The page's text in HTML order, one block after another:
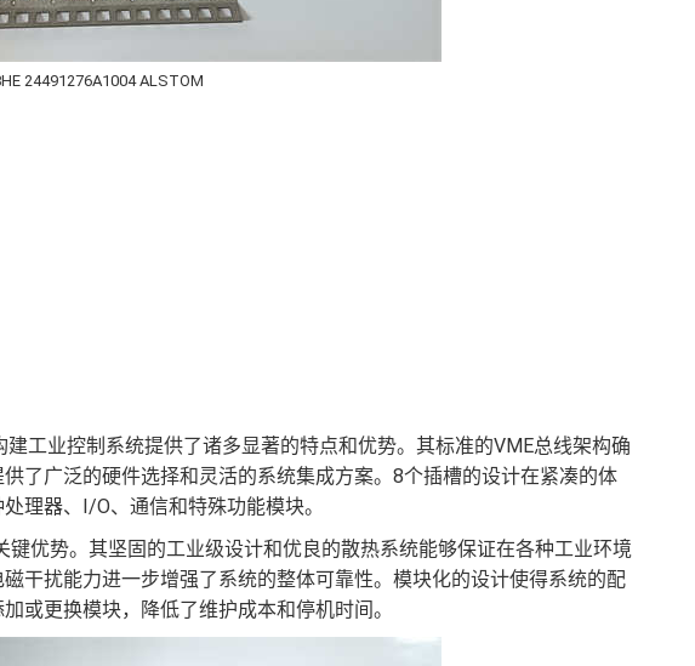
24491276A1004 ALSTOM
工业控制系统提供了诸多显著的特点和优势。其标准的VME总线架构确
了广泛的硬件选择和灵活的系统集成方案。8个插槽的设计在紧凑的体
理器、I/O、通信和特殊功能模块。
键优势。其坚固的工业级设计和优良的散热系统能够保证在各种工业环境
干扰能力进一步增强了系统的整体可靠性。模块化的设计使得系统的配
或更换模块，降低了维护成本和停机时间。